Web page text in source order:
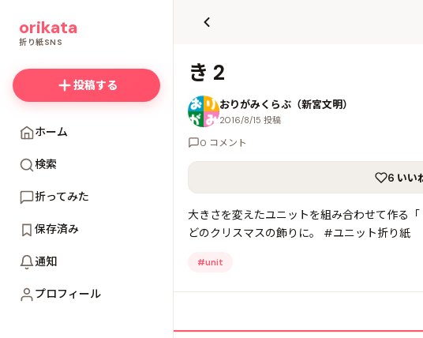
き 2
おりがみくらぶ（新宮文明）
2016/8/15 投稿
0 コメント
6 いい
大きさを変えたユニットを組み合わせて作る
どのクリスマスの飾りに。 #ユニット折り紙
#unit
orikata
折り紙SNS
投稿する
ホーム
検索
折ってみた
保存済み
通知
プロフィール